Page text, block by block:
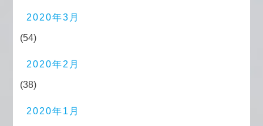
2020年3月
(54)
2020年2月
(38)
2020年1月